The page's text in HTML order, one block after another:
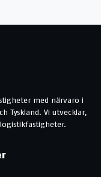
med närvaro i
Tyskland. Vi utvecklar,